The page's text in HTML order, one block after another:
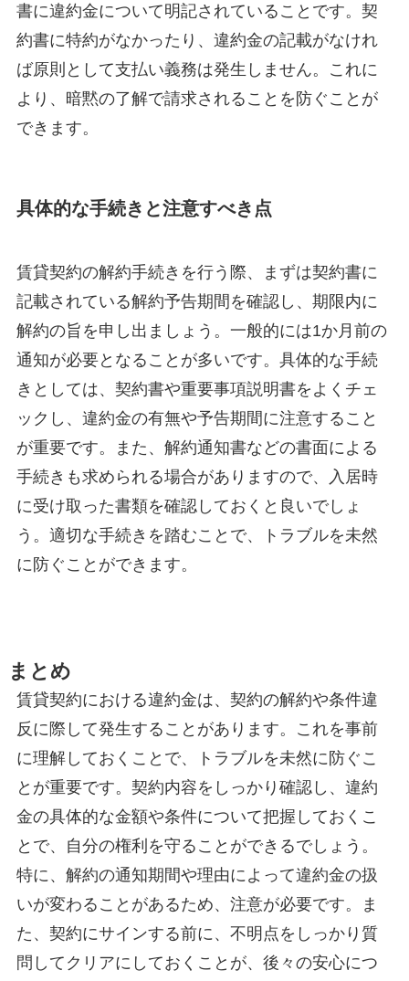
書に違約金について明記されていることです。契
約書に特約がなかったり、違約金の記載がなけれ
ば原則として支払い義務は発生しません。これに
より、暗黙の了解で請求されることを防ぐことが
できます。
具体的な手続きと注意すべき点
賃貸契約の解約手続きを行う際、まずは契約書に
記載されている解約予告期間を確認し、期限内に
解約の旨を申し出ましょう。一般的には1か月前の
通知が必要となることが多いです。具体的な手続
きとしては、契約書や重要事項説明書をよくチェ
ックし、違約金の有無や予告期間に注意すること
が重要です。また、解約通知書などの書面による
手続きも求められる場合がありますので、入居時
に受け取った書類を確認しておくと良いでしょ
う。適切な手続きを踏むことで、トラブルを未然
に防ぐことができます。
まとめ
賃貸契約における違約金は、契約の解約や条件違
反に際して発生することがあります。これを事前
に理解しておくことで、トラブルを未然に防ぐこ
とが重要です。契約内容をしっかり確認し、違約
金の具体的な金額や条件について把握しておくこ
とで、自分の権利を守ることができるでしょう。
特に、解約の通知期間や理由によって違約金の扱
いが変わることがあるため、注意が必要です。ま
た、契約にサインする前に、不明点をしっかり質
問してクリアにしておくことが、後々の安心につ